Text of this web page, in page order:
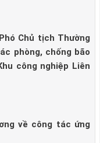
Chủ tịch Thường
phòng, chống bão
công nghiệp Liên
về công tác ứng